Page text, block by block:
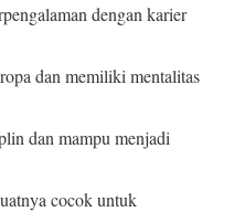
dengan karier
dan memiliki mentalitas
dan mampu menjadi
cocok untuk